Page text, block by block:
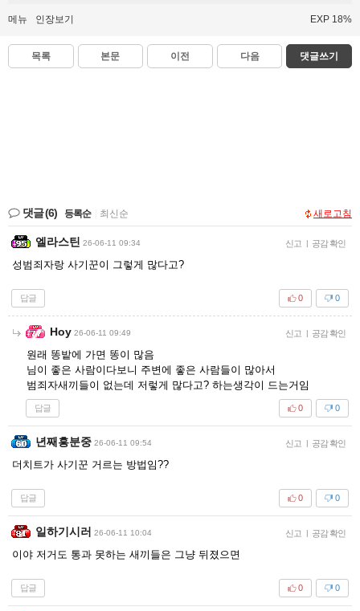
메뉴 인장보기 EXP 18%
목록 본문 이전 다음 댓글쓰기
댓글(6) 등록순 최신순 새로고침
엘라스틴 26-06-11 09:34 신고 | 공감 확인
성범죄자랑 사기꾼이 그렇게 많다고?
답글 0
0
Hoy 26-06-11 09:49 신고 | 공감 확인
원래 똥밭에 가면 똥이 많음
님이 좋은 사람이다보니 주변에 좋은 사람들이 많아서
범죄자새끼들이 없는데 저렇게 많다고? 하는생각이 드는거임
답글 0
0
년째흥분중 26-06-11 09:54 신고 | 공감 확인
더치트가 사기꾼 거르는 방법임??
답글 0
0
일하기시러 26-06-11 10:04 신고 | 공감 확인
이야 저거도 통과 못하는 새끼들은 그냥 뒤졌으면
답글 0
0